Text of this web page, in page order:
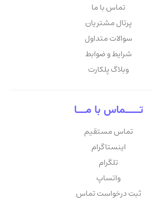
تماس با ما
پرتال مشتریان
سوالات متداول
شرایط و ضوابط
وبلاگ پلکارت
تـــــماس با مـــا
تماس مستقیم
اینستاگرام
تلگرام
واتساپ
ثبت درخواست تماس